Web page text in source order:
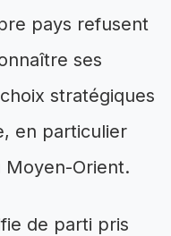
pays refusent
ses
stratégiques
en particulier
Moyen-Orient.
de parti pris